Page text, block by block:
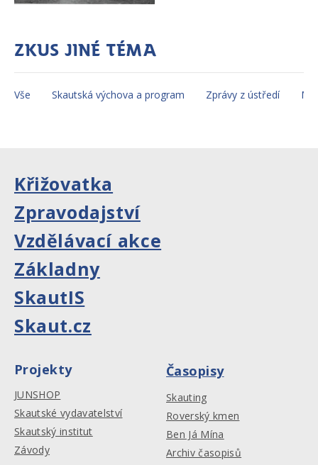
Zkus jiné téma
Vše Skautská výchova a program Zprávy z ústředí
Křižovatka
Zpravodajství
Vzdělávací akce
Základny
SkautIS
Skaut.cz
Projekty
JUNSHOP
Skautské vydavatelství
Skautský institut
Závody
Časopisy
Skauting
Roverský kmen
Ben Já Mína
Archiv časopisů